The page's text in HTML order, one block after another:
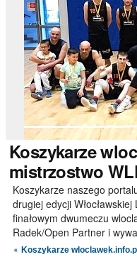
Koszykarze
mistrzostwo
Koszykarze naszego
drugiej edycji
finałowym dwumeczu
Radek/Open Partner i
Koszykarze